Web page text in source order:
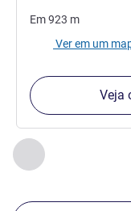
Anterior - Os
Página , Os
Em923 m
Ver em um
Veja